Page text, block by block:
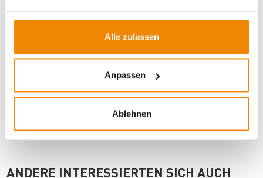
Alle zulassen
Anpassen
Ablehnen
Artikeldatenblatt drucken
ANDERE INTERESSIERTEN SICH AUCH